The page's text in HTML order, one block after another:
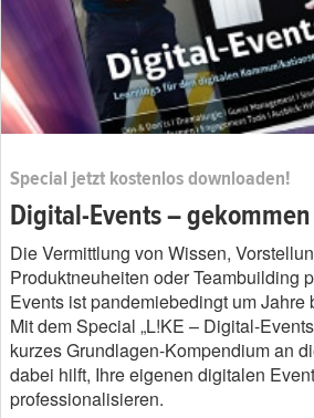
Special jetzt kostenlos downloaden!
Digital-Events –
Die Vermittlung von Wissen,
Produktneuheiten oder Teambuilding
Events ist pandemiebedingt um Jahre
Mit dem Special „L!KE – Digital-
kurzes Grundlagen-Kompendium an
dabei hilft, Ihre eigenen digitalen
professionalisieren.